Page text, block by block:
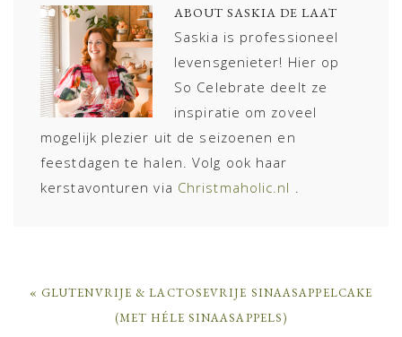
ABOUT SASKIA DE LAAT
Saskia is professioneel
levensgenieter! Hier op
So Celebrate deelt ze
inspiratie om zoveel
mogelijk plezier uit de seizoenen en
feestdagen te halen. Volg ook haar
kerstavonturen via Christmaholic.nl .
PREVIOUS
« GLUTENVRIJE & LACTOSEVRIJE SINAASAPPELCAKE
(MET HÉLE SINAASAPPELS)